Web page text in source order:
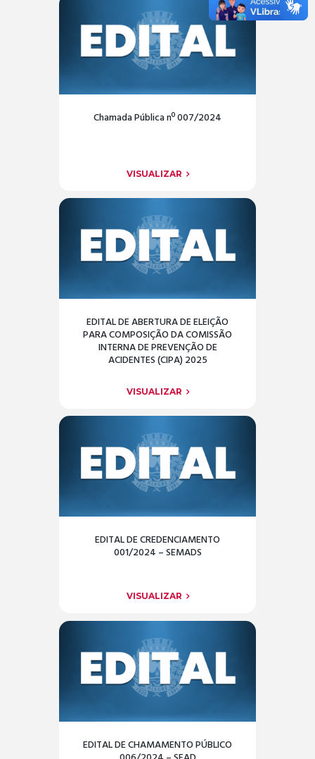
Chamada Pública nº 007/2024
VISUALIZAR
EDITAL DE ABERTURA DE ELEIÇÃO
PARA COMPOSIÇÃO DA COMISSÃO
INTERNA DE PREVENÇÃO DE
ACIDENTES (CIPA) 2025
VISUALIZAR
EDITAL DE CREDENCIAMENTO
001/2024 – SEMADS
VISUALIZAR
EDITAL DE CHAMAMENTO PÚBLICO